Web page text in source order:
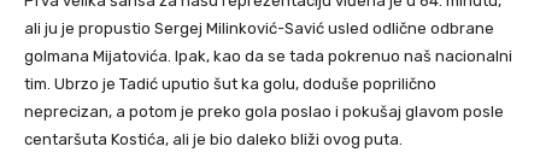
ali ju je propustio Sergej Milinković-Savić usled odlične odbrane
golmana Mijatovića. Ipak, kao da se tada pokrenuo naš nacionalni
tim. Ubrzo je Tadić uputio šut ka golu, doduše poprilično
neprecizan, a potom je preko gola poslao i pokušaj glavom posle
centaršuta Kostića, ali je bio daleko bliži ovog puta.